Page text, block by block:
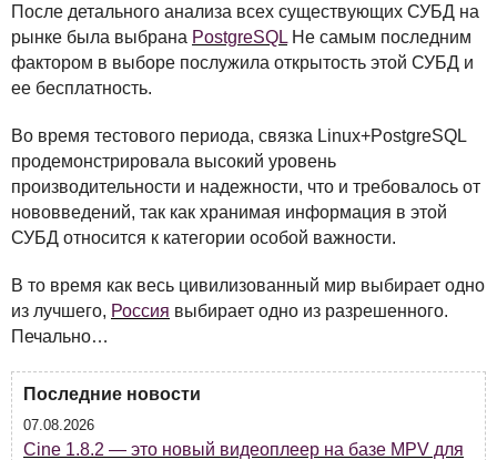
После детального анализа всех существующих СУБД на
рынке была выбрана PostgreSQL Не самым последним
фактором в выборе послужила открытость этой СУБД и
ее бесплатность.
Во время тестового периода, связка Linux+PostgreSQL
продемонстрировала высокий уровень
производительности и надежности, что и требовалось от
нововведений, так как хранимая информация в этой
СУБД относится к категории особой важности.
В то время как весь цивилизованный мир выбирает одно
из лучшего, Россия выбирает одно из разрешенного.
Печально…
Последние новости
07.08.2026
Cine 1.8.2 — это новый видеоплеер на базе MPV для